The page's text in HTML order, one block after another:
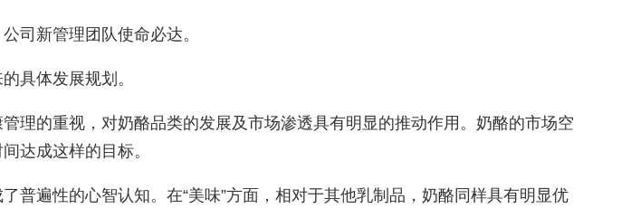
司新管理团队使命必达。
具体发展规划。
理的重视，对奶酪品类的发展及市场渗透具有明显的推动作用。奶酪的市场空
达成这样的目标。
普遍性的心智认知。在“美味”方面，相对于其他乳制品，奶酪同样具有明显优